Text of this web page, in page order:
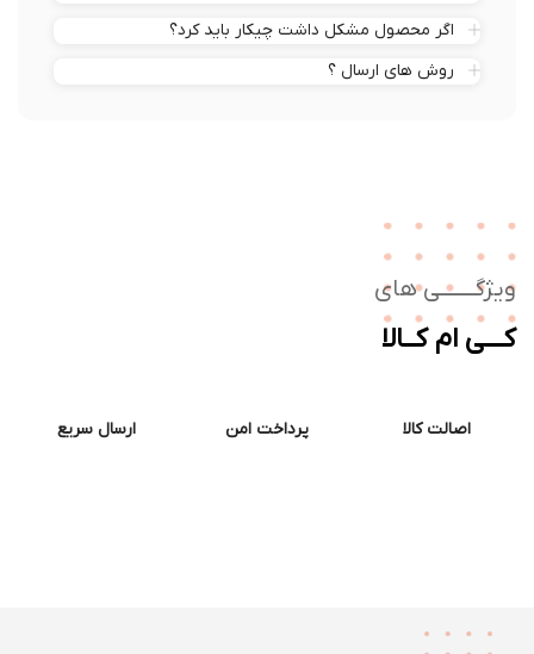
اگر محصول مشکل داشت چیکار باید کرد؟
روش های ارسال ؟
های
ام کــالا
اصالت کالا پرداخت امن ارسال سریع